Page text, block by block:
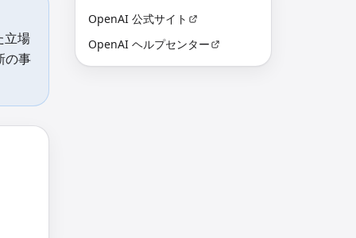
立場
の事
OpenAI 公式サイト
OpenAI ヘルプセンター